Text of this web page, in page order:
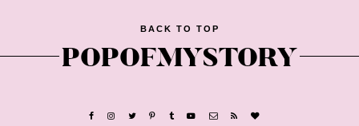
BACK TO TOP
POPOFMYSTORY